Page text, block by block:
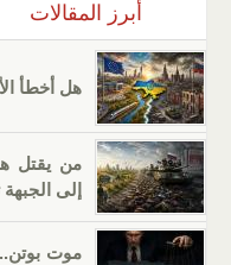
أبرز المقالات
هل أخطأ
من يقتل
إلى
موت